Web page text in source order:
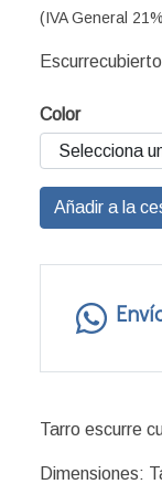
(IVA General
Color
Añadir a la
Tarro escurre
Dimensiones: